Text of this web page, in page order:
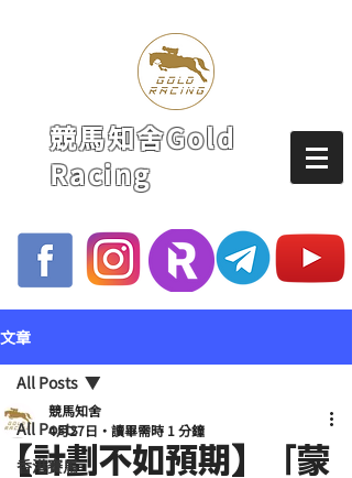
競馬知舍Gold
Racing
文章
All Posts
香港賽馬
All Posts
【計劃不如預期】「蒙
競馬知舍
4月27日
讀畢需時 1 分鐘